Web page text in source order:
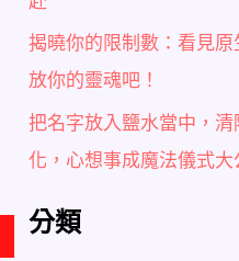
揭曉你的限制數：看見
放你的靈魂吧！
把名字放入鹽水當中，
化，心想事成魔法儀式大
分類